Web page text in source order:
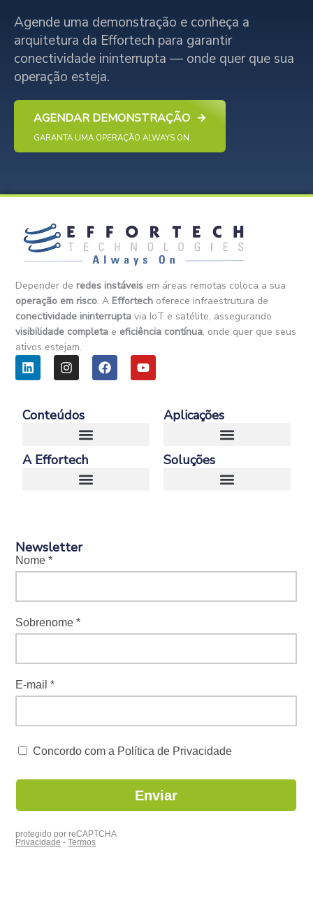
Agende uma demonstração e conheça a
arquitetura da Effortech para garantir
conectividade ininterrupta — onde quer que sua
operação esteja.
AGENDAR DEMONSTRAÇÃO
GARANTA UMA OPERAÇÃO ALWAYS ON.
Depender de redes instáveis em áreas remotas coloca a sua
operação em risco. A Effortech oferece infraestrutura de
conectividade ininterrupta via IoT e satélite, assegurando
visibilidade completa e eficiência contínua, onde quer que seus
ativos estejam.
L
i
n
e
d
I
n
s
a
g
m
F
a
c
Y
o
u
Aplicações
Soluções
Conteúdos
A Effortech
Newsletter